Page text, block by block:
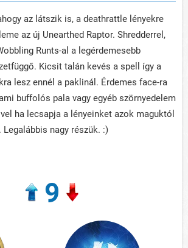
az látszik is, a deathrattle lényekre
az új Unearthed Raptor. Shredderrel,
Runts-al a legérdemesebb
Kicsit talán kevés a spell így a
lesz ennél a paklinál. Érdemes face-ra
buffolós pala vagy egyéb szörnyedelem
ha lecsapja a lényeinket azok maguktól
nagy részük. :)
9